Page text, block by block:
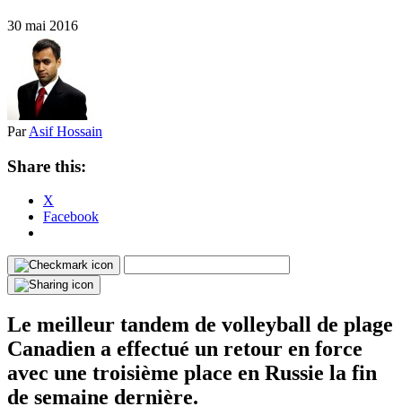
30 mai 2016
ParAsif Hossain
Share this:
X
Facebook
Le meilleur tandem de volleyball de plage
Canadien a effectué un retour en force
avec une troisième place en Russie la fin
de semaine dernière.